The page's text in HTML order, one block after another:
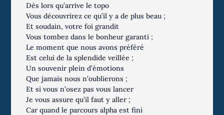
Dès lors qu’arrive le topo
Vous découvrirez ce qu’il y a de plus beau ;
Et soudain, votre foi grandit
Vous tombez dans le bonheur garanti ;
Le moment que nous avons préféré
Est celui de la splendide veillée ;
Un souvenir plein d’émotions
Que jamais nous n’oublierons ;
Et si vous n’osez pas vous lancer
Je vous assure qu’il faut y aller ;
Car quand le parcours alpha est fini